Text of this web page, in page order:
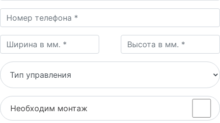
Необходим монтаж